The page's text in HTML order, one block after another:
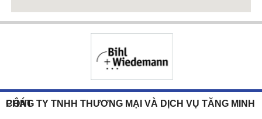
CÔNG TY TNHH THƯƠNG MẠI VÀ DỊCH VỤ TĂNG MINH PHÁT